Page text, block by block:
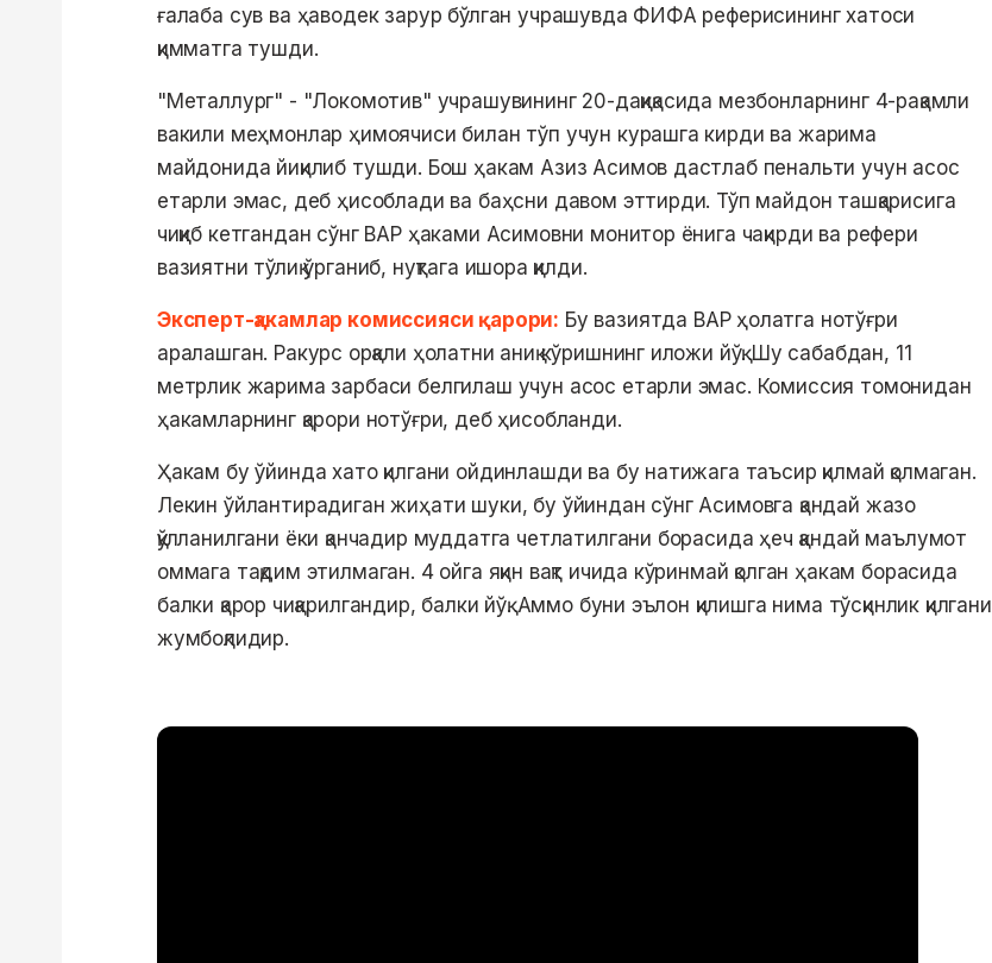
ғалаба сув ва ҳаводек зарур бўлган учрашувда ФИФА реферисининг хатоси
қимматга тушди.
"Металлург" - "Локомотив" учрашувининг 20-дақиқасида мезбонларнинг 4-рақамли
вакили меҳмонлар ҳимоячиси билан тўп учун курашга кирди ва жарима
майдонида йиқилиб тушди. Бош ҳакам Азиз Асимов дастлаб пенальти учун асос
етарли эмас, деб ҳисоблади ва баҳсни давом эттирди. Тўп майдон ташқарисига
чиқиб кетгандан сўнг ВАР ҳаками Асимовни монитор ёнига чақирди ва рефери
вазиятни тўлиқ ўрганиб, нуқтага ишора қилди.
Эксперт-ҳакамлар комиссияси қарори: Бу вазиятда ВАР ҳолатга нотўғри
аралашган. Ракурс орқали ҳолатни аниқ кўришнинг иложи йўқ. Шу сабабдан, 11
метрлик жарима зарбаси белгилаш учун асос етарли эмас. Комиссия томонидан
ҳакамларнинг қарори нотўғри, деб ҳисобланди.
Ҳакам бу ўйинда хато қилгани ойдинлашди ва бу натижага таъсир қилмай қолмаган.
Лекин ўйлантирадиган жиҳати шуки, бу ўйиндан сўнг Асимовга қандай жазо
қўлланилгани ёки қанчадир муддатга четлатилгани борасида ҳеч қандай маълумот
оммага тақдим этилмаган. 4 ойга яқин вақт ичида кўринмай қолган ҳакам борасида
балки қарор чиқарилгандир, балки йўқ. Аммо буни эълон қилишга нима тўсқинлик қилгани
жумбоқлидир.